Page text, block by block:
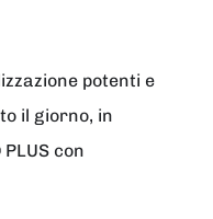
potenti e
il giorno, in
con